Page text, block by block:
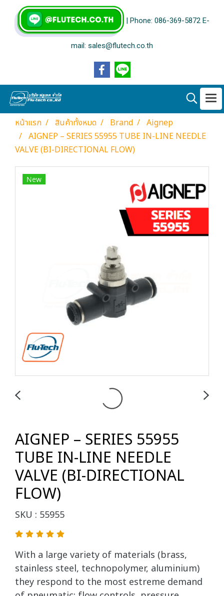
| Phone: 086-369-5872 E-
mail: sales@flutech.co.th
หน้าแรก สินค้าทั้งหมด Brand
Aignep
AIGNEP – SERIES 55955 TUBE IN-LINE NEEDLE
VALVE (BI-DIRECTIONAL FLOW)
New
AIGNEP – SERIES 55955
TUBE IN-LINE NEEDLE
VALVE (BI-DIRECTIONAL
FLOW)
SKU : 55955
With a large variety of materials (brass,
stainless steel, technopolymer, aluminium)
they respond to the most estreme demand